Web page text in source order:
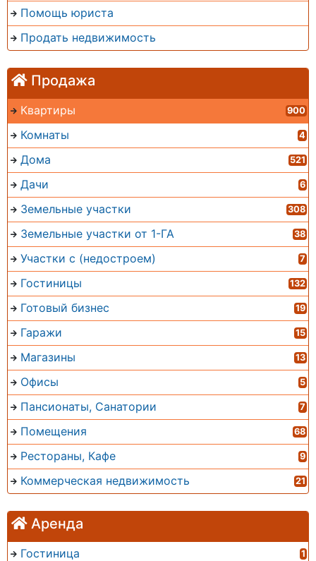
Помощь юриста
Продать недвижимость
Продажа
Квартиры 900
Комнаты 4
Дома 521
Дачи 6
Земельные участки 308
Земельные участки от 1-ГА 38
Участки с (недостроем) 7
Гостиницы 132
Готовый бизнес 19
Гаражи 15
Магазины 13
Офисы 5
Пансионаты, Санатории 7
Помещения 68
Рестораны, Кафе 9
Коммерческая недвижимость 21
Аренда
Гостиница 1